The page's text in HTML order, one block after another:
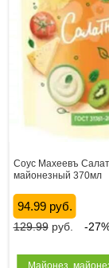
Соус Махеевъ
майонезный 370мл
94.99 руб.
129.99руб. -
Майонез,